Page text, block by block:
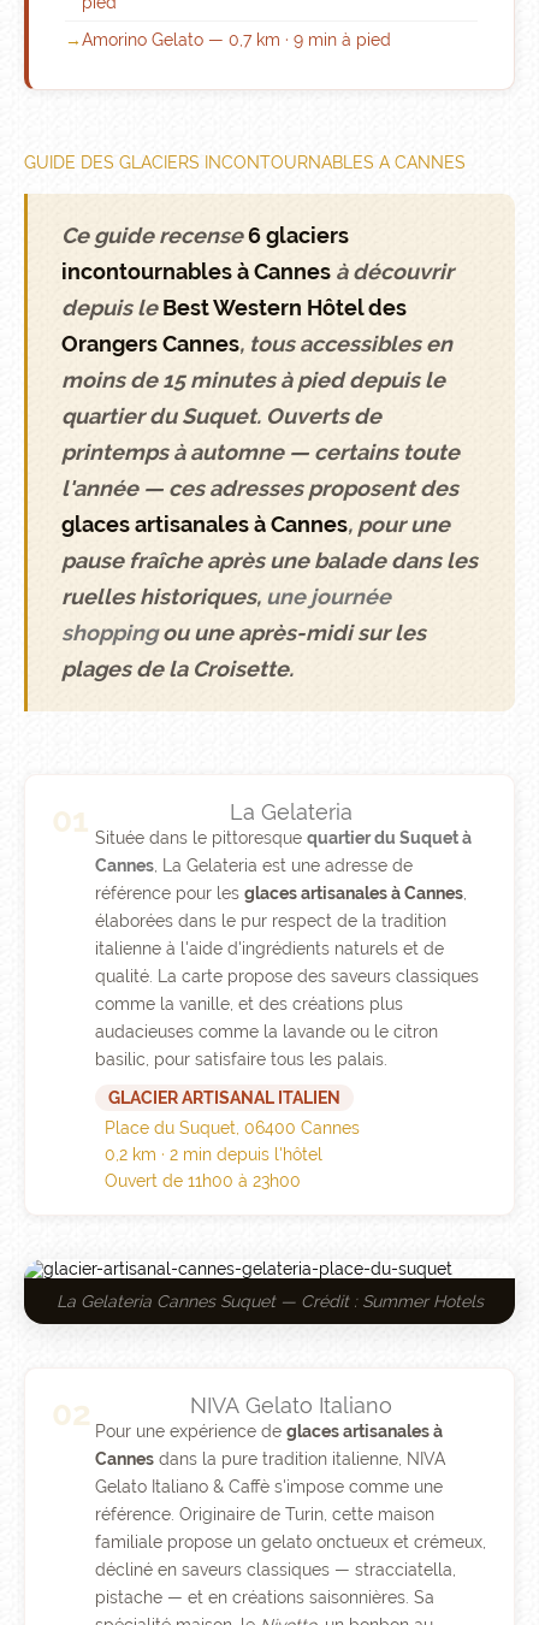
Amorino Gelato — 0,7 km · 9 min à pied
GUIDE DES GLACIERS INCONTOURNABLES A CANNES
Ce guide recense6 glaciers
incontournables à Cannes à découvrir
depuis leBest Western Hôtel des
Orangers Cannes, tous accessibles en
moins de 15 minutes à pied depuis le
quartier du Suquet. Ouverts de
printemps à automne — certains toute
l'année — ces adresses proposent des
glaces artisanales à Cannes, pour une
pause fraîche après une balade dans les
ruelles historiques, une journée
shoppingou une après-midi sur les
plages de la Croisette.
01 La Gelateria
Située dans le pittoresque quartier du Suquet à
Cannes , La Gelateria est une adresse de
référence pour les glaces artisanales à Cannes
élaborées dans le pur respect de la tradition
italienne à l'aide d'ingrédients naturels et de
qualité. La carte propose des saveurs classiques
comme la vanille, et des créations plus
audacieuses comme la lavande ou le citron
basilic, pour satisfaire tous les palais.
GLACIER ARTISANAL ITALIEN
Place du Suquet, 06400 Cannes
0,2 km · 2 min depuis l'hôtel
Ouvert de 11h00 à 23h00
La Gelateria Cannes Suquet — Crédit : Summer Hotels
02 NIVA Gelato Italiano
Pour une expérience de glaces artisanales à
Cannes dans la pure tradition italienne, NIVA
Gelato Italiano & Caffè s'impose comme une
référence. Originaire de Turin, cette maison
familiale propose un gelato onctueux et crémeux,
décliné en saveurs classiques — stracciatella,
pistache — et en créations saisonnières. Sa